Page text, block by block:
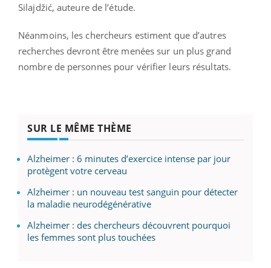
Silajdžić, auteure de l’étude.
Néanmoins, les chercheurs estiment que d’autres
recherches devront être menées sur un plus grand
nombre de personnes pour vérifier leurs résultats.
SUR LE MÊME THÈME
Alzheimer : 6 minutes d’exercice intense par jour
protègent votre cerveau
Alzheimer : un nouveau test sanguin pour détecter
la maladie neurodégénérative
Alzheimer : des chercheurs découvrent pourquoi
les femmes sont plus touchées